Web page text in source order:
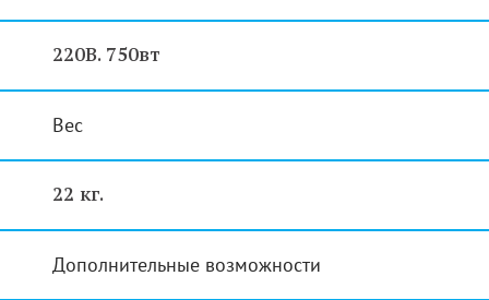
220В. 750вт
Вес
22 кг.
Дополнительные возможности